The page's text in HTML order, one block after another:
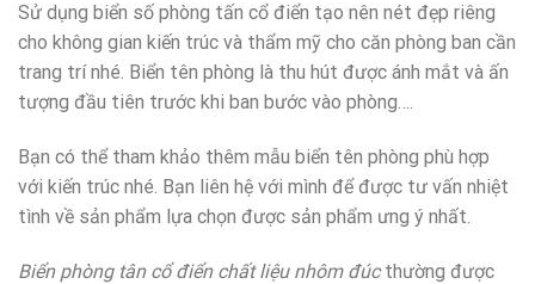
Sử dụng biển số phòng tấn cổ điển tạo nên nét đẹp riêng
cho không gian kiến trúc và thẩm mỹ cho căn phòng ban cần
trang trí nhé. Biển tên phòng là thu hút được ánh mắt và ấn
tượng đầu tiên trước khi ban bước vào phòng….
Bạn có thể tham khảo thêm mẫu biển tên phòng phù hợp
với kiến trúc nhé. Bạn liên hệ với mình để được tư vấn nhiệt
tình về sản phẩm lựa chọn được sản phẩm ưng ý nhất.
Biển phòng tân cổ điển chất liệu nhôm đúcthường được